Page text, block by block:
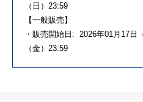
（日）23:59
【一般販売】
・販売開始日: 2026年01月17日
（金）23:59